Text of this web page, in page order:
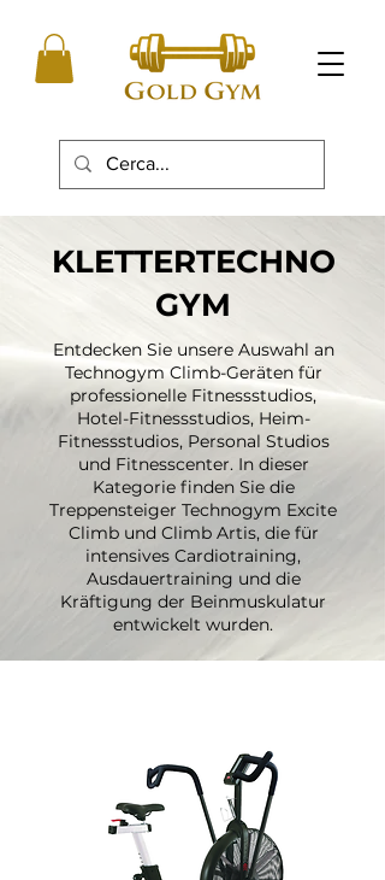
KLETTERTECHNO
GYM
Entdecken Sie unsere Auswahl an
Technogym Climb-Geräten für
professionelle Fitnessstudios,
Hotel-Fitnessstudios, Heim-
Fitnessstudios, Personal Studios
und Fitnesscenter. In dieser
Kategorie finden Sie die
Treppensteiger Technogym Excite
Climb und Climb Artis, die für
intensives Cardiotraining,
Ausdauertraining und die
Kräftigung der Beinmuskulatur
entwickelt wurden.